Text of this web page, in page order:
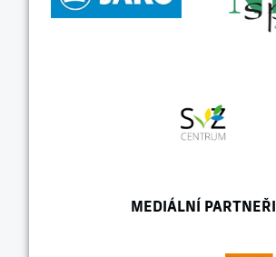
MEDIÁLNÍ PARTNEŘI